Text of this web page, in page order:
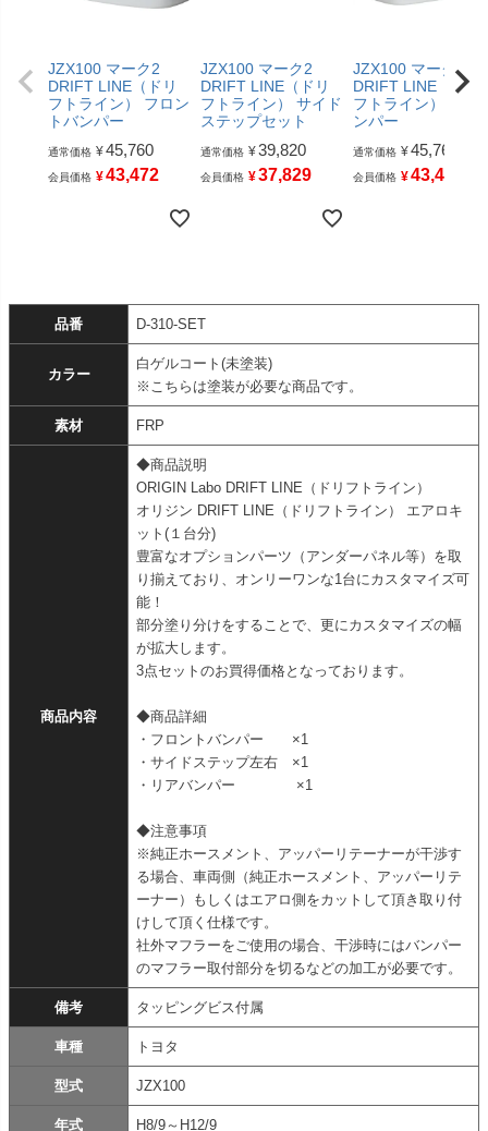
JZX100 マーク2
DRIFT LINE（ドリ
フトライン） フロン
トバンパー
通常価格 ¥45,760
会員価格 ¥43,472
JZX100 マーク2
DRIFT LINE（ドリ
フトライン） サイド
ステップセット
通常価格 ¥39,820
会員価格 ¥37,829
JZX100 マーク2
DRIFT LINE（ドリ
フトライン） リア
ンパー
通常価格 ¥45,760
会員価格 ¥43,472
品番 D-310-SET
カラー
白ゲルコート(未塗装)
※こちらは塗装が必要な商品です。
素材 FRP
商品内容
◆商品説明
ORIGIN Labo DRIFT LINE（ドリフトライン）
オリジン DRIFT LINE（ドリフトライン） エアロキ
ット(１台分)
豊富なオプションパーツ（アンダーパネル等）を取
り揃えており、オンリーワンな1台にカスタマイズ可
能！
部分塗り分けをすることで、更にカスタマイズの幅
が拡大します。
3点セットのお買得価格となっております。
◆商品詳細
・フロントバンパー ×1
・サイドステップ左右 ×1
・リアバンパー ×1
◆注意事項
※純正ホースメント、アッパーリテーナーが干渉す
る場合、車両側（純正ホースメント、アッパーリテ
ーナー）もしくはエアロ側をカットして頂き取り付
けして頂く仕様です。
社外マフラーをご使用の場合、干渉時にはバンパー
のマフラー取付部分を切るなどの加工が必要です。
備考 タッピングビス付属
車種 トヨタ
型式 JZX100
年式 H8/9～H12/9